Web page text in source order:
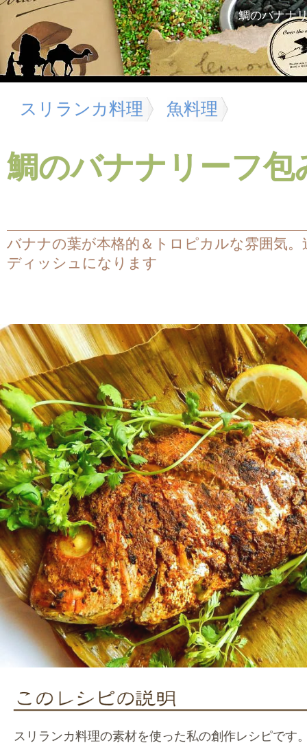
鯛のバナナ
スリランカ料理 魚料理
鯛のバナナリーフ包
バナナの葉が本格的＆トロピカルな雰囲気
ディッシュになります
スリランカ料理の素材を使った私の創作レシピです